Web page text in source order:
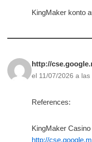
KingMaker konto
http://
el 11/07/2026 a las
References:
KingMaker
http://